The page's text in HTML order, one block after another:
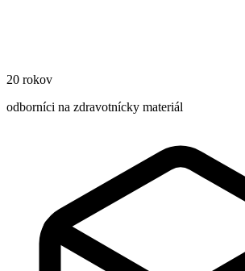
20 rokov
odborníci na zdravotnícky materiál